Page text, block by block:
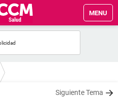
MENU
Siguiente Tema